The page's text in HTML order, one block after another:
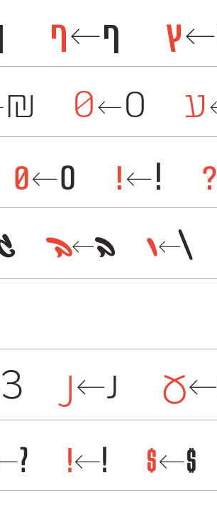
←ץ ף←ף
ע ₪ 0←0
0←0 !←! ?
|←| ב←ב
←ע נ← נ צ
? !←! $←$